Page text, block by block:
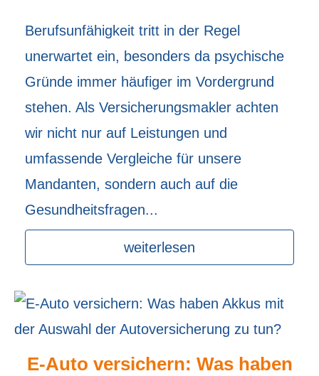
Berufsunfähigkeit tritt in der Regel
unerwartet ein, besonders da psychische
Gründe immer häufiger im Vordergrund
stehen. Als Ver­sicherungs­makler achten
wir nicht nur auf Leistungen und
umfassende Vergleiche für unsere
Mandanten, sondern auch auf die
Gesundheitsfragen...
weiterlesen
E-Auto ver­sichern: Was haben